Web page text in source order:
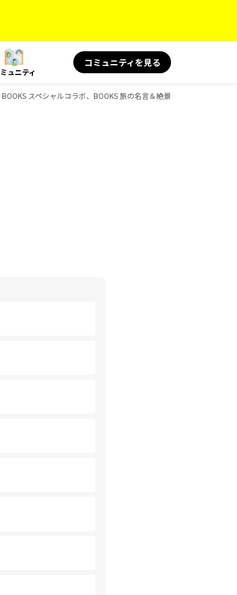
ュニティ
コミュニティを見る
スペシャルコラボ、BOOKS 旅の名言＆絶景、BOOKS、D-